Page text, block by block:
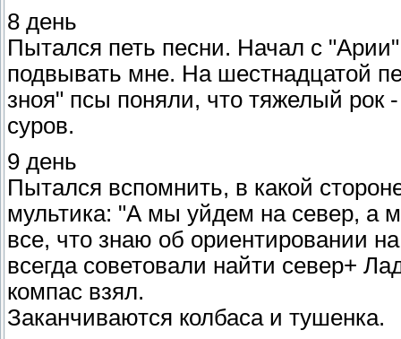
8 день
Пытался петь песни. Начал с
подвывать мне. На шестнадцатой
зноя" псы поняли, что тяжелый рок
суров.
9 день
Пытался вспомнить, в какой
мультика: "А мы уйдем на север, а
все, что знаю об ориентировании
всегда советовали найти север+
компас взял.
Заканчиваются колбаса и тушенка.